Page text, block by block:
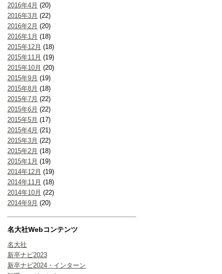
2016年4月 (20)
2016年3月 (22)
2016年2月 (20)
2016年1月 (18)
2015年12月 (18)
2015年11月 (19)
2015年10月 (20)
2015年9月 (19)
2015年8月 (18)
2015年7月 (22)
2015年6月 (22)
2015年5月 (17)
2015年4月 (21)
2015年3月 (22)
2015年2月 (18)
2015年1月 (19)
2014年12月 (19)
2014年11月 (18)
2014年10月 (22)
2014年9月 (20)
名大社Webコンテンツ
名大社
新卒ナビ2023
新卒ナビ2024・インターン